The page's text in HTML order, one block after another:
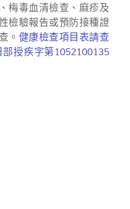
梅毒血清檢查、麻疹及
檢驗報告或預防接種證
。 健康檢查項目表請查
授疾字第1052100135